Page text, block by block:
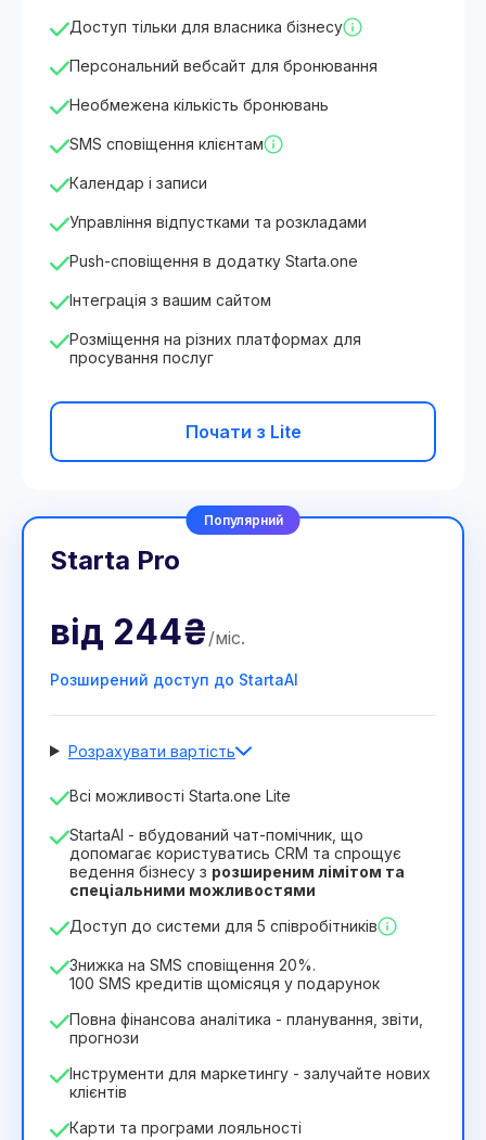
Доступ тільки для власника бізнесу
Персональний вебсайт для бронювання
Необмежена кількість бронювань
SMS сповіщення клієнтам
Календар і записи
Управління відпустками та розкладами
Push-сповіщення в додатку Starta.one
Інтеграція з вашим сайтом
Розміщення на різних платформах для
просування послуг
Почати з Lite
Популярний
Starta Pro
від 244₴ /міс.
Розширений доступ до StartaAI
Розрахувати вартість
Кількість співробітників
Тривалість ліцензії
12 Months (знижка -25%) Вигідний
349₴ 244₴ /місяць
Всі можливості Starta.one Lite
StartaAI - вбудований чат-помічник, що
допомагає користуватись CRM та спрощує
ведення бізнесу з розширеним лімітом та
спеціальними можливостями
Доступ до системи для 5 співробітників
Знижка на SMS сповіщення 20%.
100 SMS кредитів щомісяця у подарунок
Повна фінансова аналітика - планування, звіти,
прогнози
Інструменти для маркетингу - залучайте нових
клієнтів
Карти та програми лояльності